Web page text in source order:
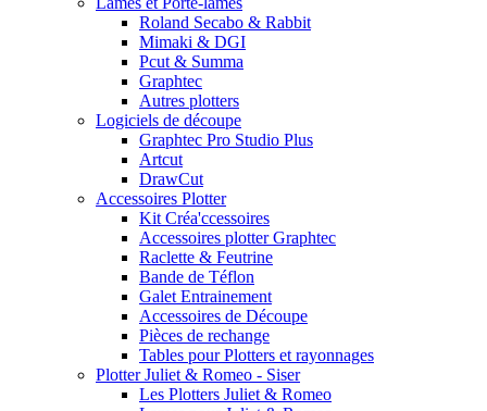
Roland Secabo & Rabbit
Mimaki & DGI
Pcut & Summa
Graphtec
Autres plotters
Logiciels de découpe
Graphtec Pro Studio Plus
Artcut
DrawCut
Accessoires Plotter
Kit Créa'ccessoires
Accessoires plotter Graphtec
Raclette & Feutrine
Bande de Téflon
Galet Entrainement
Accessoires de Découpe
Pièces de rechange
Tables pour Plotters et rayonnages
Plotter Juliet & Romeo - Siser
Les Plotters Juliet & Romeo